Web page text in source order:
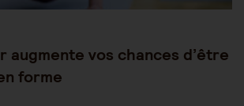
augmente vos chances d’être
forme